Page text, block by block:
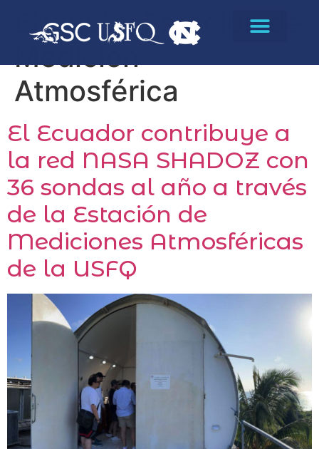
Etiqueta:Estación de
Medición
Atmosférica
El Ecuador contribuye a
la red NASA SHADOZ con
36 sondas al año a través
de la Estación de
Mediciones Atmosféricas
de la USFQ